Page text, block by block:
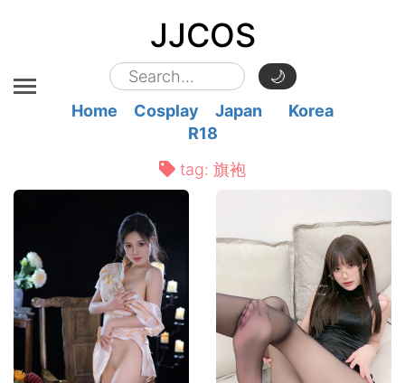
JJCOS
🌙
Home
Cosplay Japan
Korea
R18
tag: 旗袍